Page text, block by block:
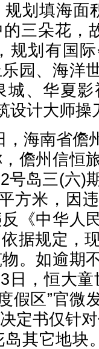
划填海面
三朵花，
规划有国
园、海洋
城、华夏
设计大师操
海南省儋
儋州信恒
号岛三(六)
方米，因
《中华人
据规定，
。如逾期
日，恒大
假区”官微
定书仅针
其它地块